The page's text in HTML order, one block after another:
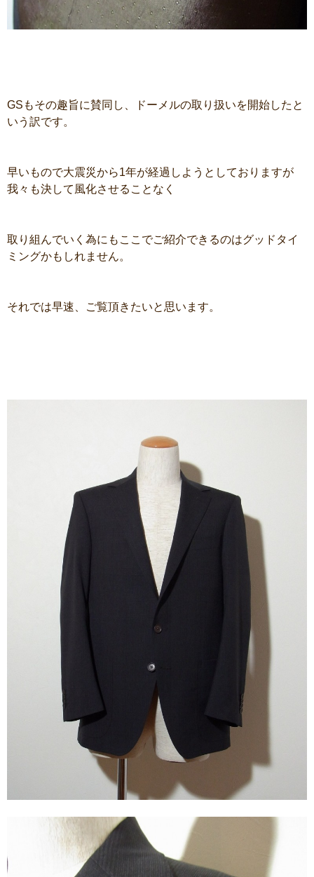
GSもその趣旨に賛同し、ドーメルの取り扱いを開始したと
いう訳です。
早いもので大震災から1年が経過しようとしておりますが
我々も決して風化させることなく
取り組んでいく為にもここでご紹介できるのはグッドタイ
ミングかもしれません。
それでは早速、ご覧頂きたいと思います。